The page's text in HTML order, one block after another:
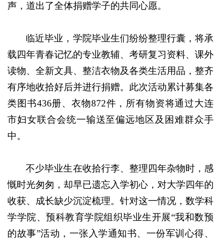
声，道出了全体捐赠学子的共同心愿。
临近毕业，学院毕业生们纷纷整理行囊，将承
载四年青春记忆的专业教辅、考研复习资料、课外
读物、全新文具、整洁衣物及各类生活用品，整齐
有序地收拾好后并进行捐赠。此次活动累计募集各
类图书436册、衣物872件，所有物资将通过大连
市妇女联合会统一输送至偏远地区及困难群众手
中。
不少毕业生在收拾行李、整理四年杂物时，感
慨时光匆匆，却早已遗忘入学初心，对大学四年的
收获、成长缺少沉淀梳理。针对这一情况，数学科
学学院、预科教育学院组织毕业生开展“我和数预
的故事”活动，一张入学通知书、一份军训心得、